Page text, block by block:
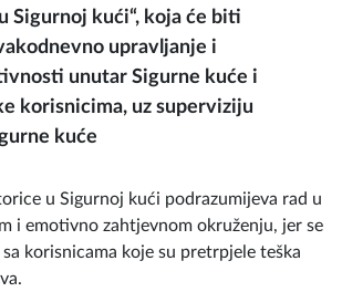
Sigurnoj kući“, koja će biti
upravljanje i
unutar Sigurne kuće i
korisnicima, uz superviziju
kuće
u Sigurnoj kući podrazumijeva rad u
i emotivno zahtjevnom okruženju, jer se
korisnicama koje su pretrpjele teška